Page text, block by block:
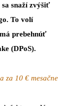
snaží zvýšiť
To volí
prebehnúť
(DPoS).
za 10 € mesačne